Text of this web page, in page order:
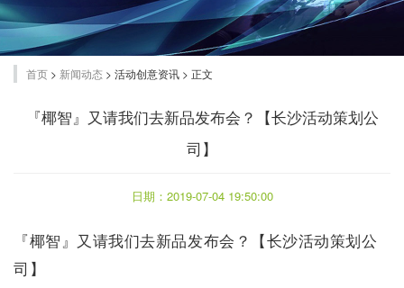
首页 > 新闻动态 > 活动创意资讯 > 正文
『椰智』又请我们去新品发布会？【长沙活动策划公
司】
日期：2019-07-04 19:50:00
『椰智』又请我们去新品发布会？【长沙活动策划公
司】